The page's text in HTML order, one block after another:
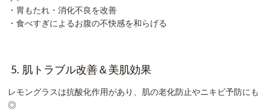
・ 胃もたれ・消化不良を改善
・食べすぎによるお腹の不快感を和らげる
5. 肌トラブル改善＆美肌効果
レモングラスは抗酸化作用があり、肌の老化防止やニキビ予防にも
◎